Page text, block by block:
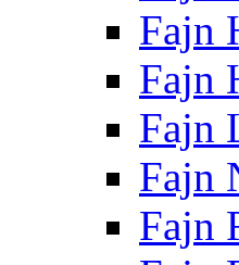
Fajn
Fajn
Fajn
Fajn
Fajn